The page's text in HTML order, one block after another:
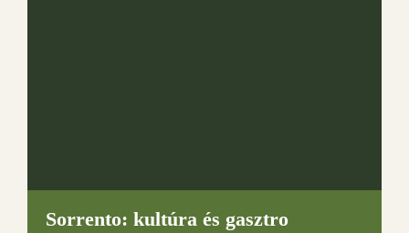
Sorrento: kultúra és gasztro